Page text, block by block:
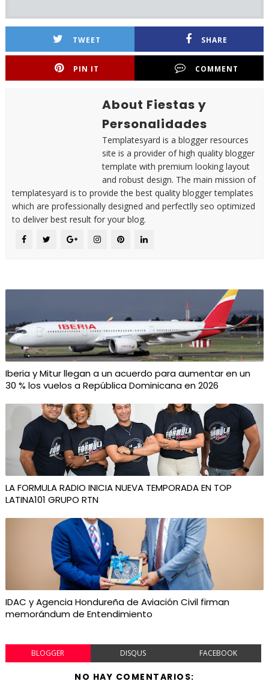
TWEET SHARE
PIN IT COMMENT
About Fiestas y
Personalidades
Templatesyard is a blogger resources
site is a provider of high quality blogger
template with premium looking layout
and robust design. The main mission of
templatesyard is to provide the best quality blogger templates
which are professionally designed and perfectlly seo optimized
to deliver best result for your blog.
Iberia y Mitur llegan a un acuerdo para aumentar en un
30 % los vuelos a República Dominicana en 2026
LA FORMULA RADIO INICIA NUEVA TEMPORADA EN TOP
LATINA101 GRUPO RTN
IDAC y Agencia Hondureña de Aviación Civil firman
memorándum de Entendimiento
BLOGGER DISQUS FACEBOOK
NO HAY COMENTARIOS: